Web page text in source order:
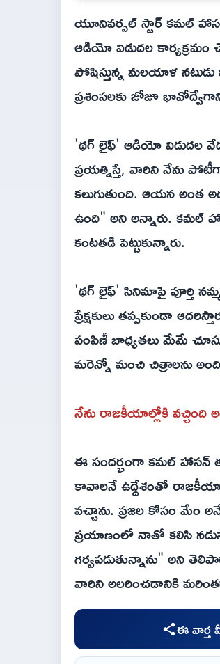
యూనివర్సల్ స్టార్ కమల్
ఆడియో విడుదల
పోషిస్తున్న మలయాళ
ప్రశంసలకు జోజూ
'థగ్ లైఫ్' ఆడియో విడుదల
ప్రయత్నిస్తే, వారిని నేను
కలుగుతుంది. ఆయన అంత
ఉంది" అని అన్నారు. కమల్
కంటతడి పెట్టుకున్నారు.
'థగ్ లైఫ్' సినిమాపై పూర్తి
ప్రేక్షకులు తప్పకుండా
పంపిణీ బాధ్యతలు మేమే
మరెన్నో మంచి చిత్రాలను
నేను రాజకీయాల్లోకి వచ్చింది
ఈ సందర్భంగా కమల్ హాసన్
కావాలనే ఉద్దేశంతో
వచ్చాను. ప్రజల కోసం మేం
ప్రయాణంలో నాతో కలిసి
గర్వపడుతున్నాను" అని
వారిని అలరించడానికి
ఈ వార్త